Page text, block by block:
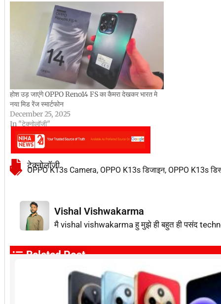
होश उड़ जाएंगे OPPO Reno14 FS का कैमरा देखकर भारत मे
नया मिड रेंज स्मार्टफोन
December 25, 2025
In "टेक्नोलॉजी"
टेक्नोलॉजी
OPPO K13s Camera, OPPO K13s डिजाइन, OPPO K13s
Vishal Vishwakarma
मै vishal vishwakarma हु मुझे ही बहुत ही पसंद
Related Post